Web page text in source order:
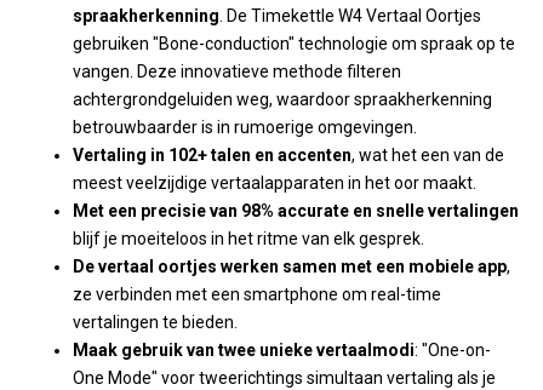
spraakherkenning. De Timekettle W4 Vertaal Oortjes
gebruiken "Bone-conduction" technologie om spraak op te
vangen. Deze innovatieve methode filteren
achtergrondgeluiden weg, waardoor spraakherkenning
betrouwbaarder is in rumoerige omgevingen.
Vertaling in 102+ talen en accenten, wat het een van de
meest veelzijdige vertaalapparaten in het oor maakt.
Met een precisie van 98% accurate en snelle vertalingen
blijf je moeiteloos in het ritme van elk gesprek.
De vertaal oortjes werken samen met een mobiele app,
ze verbinden met een smartphone om real-time
vertalingen te bieden.
Maak gebruik van twee unieke vertaalmodi: "One-on-
One Mode" voor tweerichtings simultaan vertaling als je